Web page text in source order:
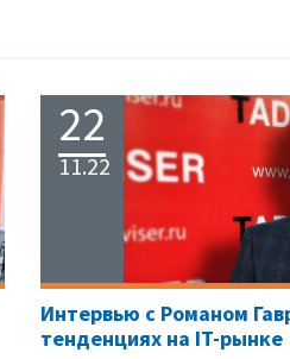
22
11.22
Интервью с Романом
тенденциях на IT-рынке